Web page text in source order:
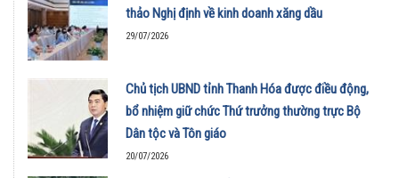
thảo Nghị định về kinh doanh xăng dầu
29/07/2026
Chủ tịch UBND tỉnh Thanh Hóa được điều động,
bổ nhiệm giữ chức Thứ trưởng thường trực Bộ
Dân tộc và Tôn giáo
20/07/2026